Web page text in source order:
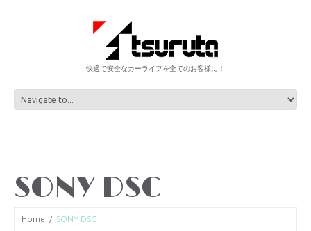
快適で安全なカーライフを全てのお客様に！
SONY DSC
Home SONY DSC